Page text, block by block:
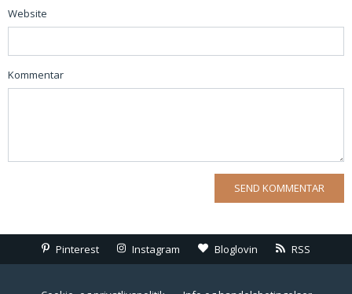
Website
Kommentar
Pinterest Instagram Bloglovin RSS